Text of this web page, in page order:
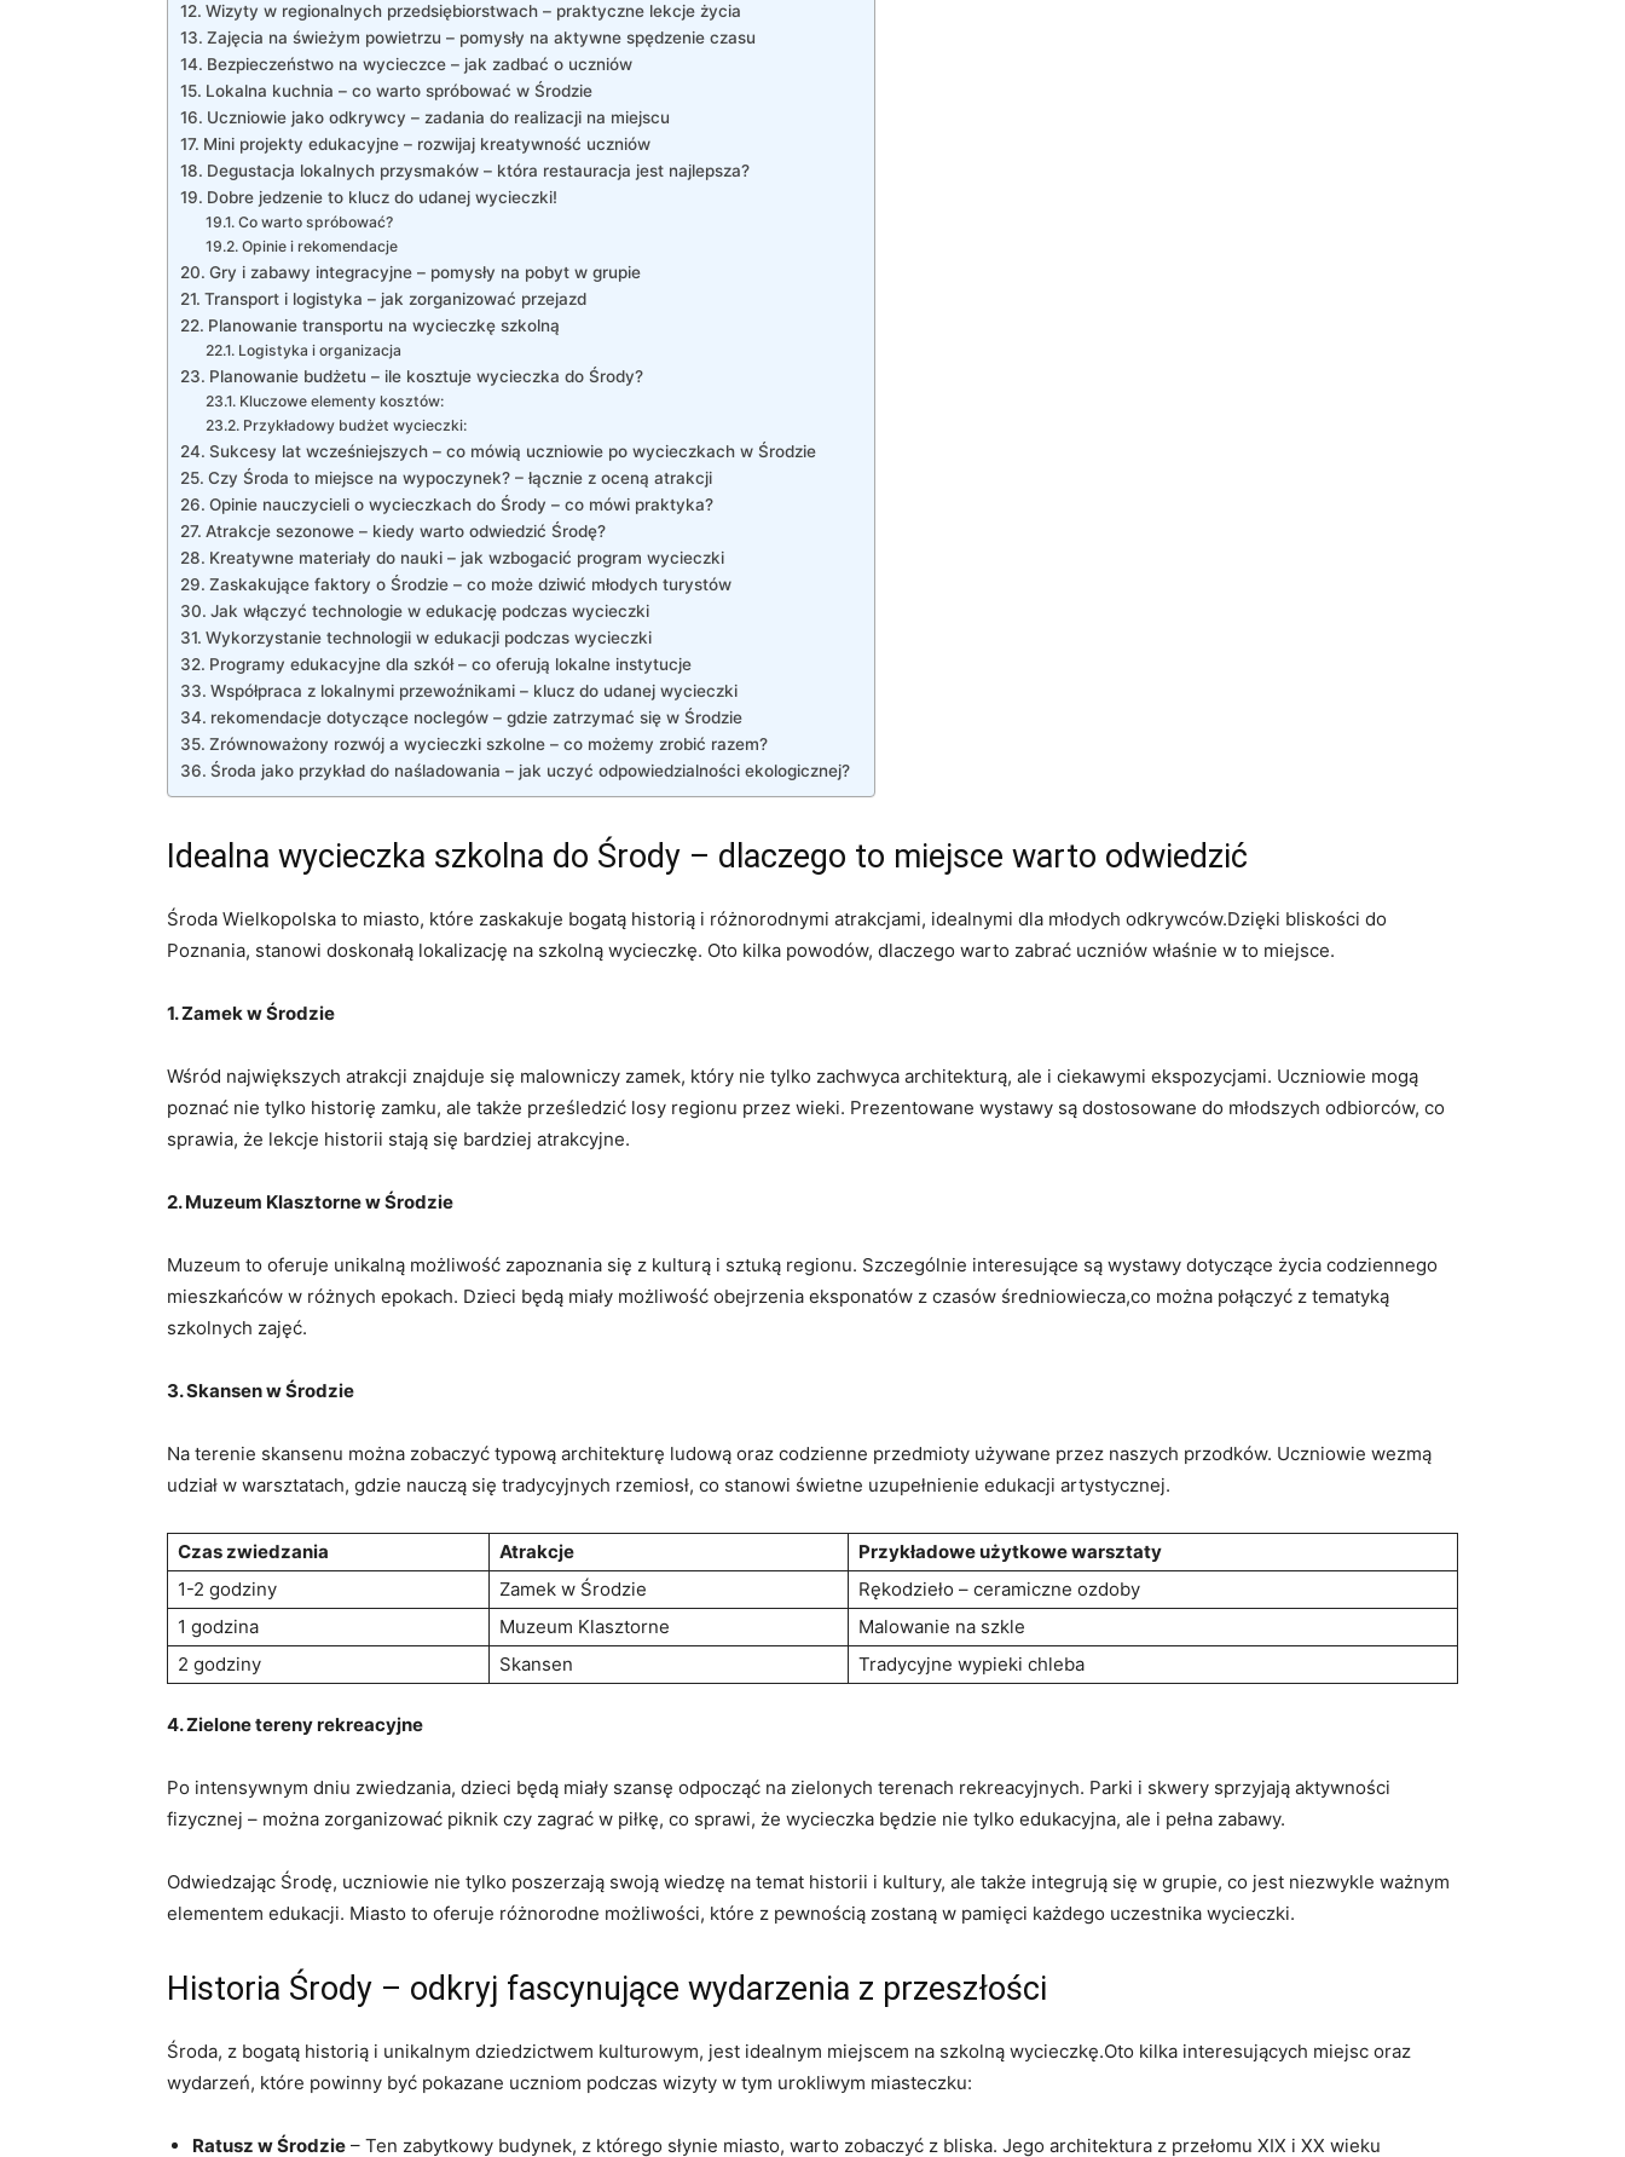
Wizyty w regionalnych przedsiębiorstwach – praktyczne lekcje życia
Zajęcia na świeżym powietrzu – pomysły na aktywne spędzenie czasu
Bezpieczeństwo na wycieczce – jak zadbać o uczniów
Lokalna kuchnia – co warto spróbować w Środzie
Uczniowie jako odkrywcy – zadania do realizacji na miejscu
Mini projekty edukacyjne – rozwijaj kreatywność uczniów
Degustacja lokalnych przysmaków – która restauracja jest najlepsza?
Dobre jedzenie to klucz do udanej wycieczki!
Co warto spróbować?
Opinie i rekomendacje
Gry i zabawy integracyjne – pomysły na pobyt w grupie
Transport i logistyka – jak zorganizować przejazd
Planowanie transportu na wycieczkę szkolną
Logistyka i organizacja
Planowanie budżetu – ile kosztuje wycieczka do Środy?
Kluczowe elementy kosztów:
Przykładowy budżet wycieczki:
Sukcesy lat wcześniejszych – co mówią uczniowie po wycieczkach w Środzie
Czy Środa to miejsce na wypoczynek? – łącznie z oceną atrakcji
Opinie nauczycieli o wycieczkach do Środy – co mówi praktyka?
Atrakcje sezonowe – kiedy warto odwiedzić Środę?
Kreatywne materiały do nauki – jak wzbogacić program wycieczki
Zaskakujące faktory o Środzie – co może dziwić młodych turystów
Jak włączyć technologie w edukację podczas wycieczki
Wykorzystanie technologii w edukacji podczas wycieczki
Programy edukacyjne dla szkół – co oferują lokalne instytucje
Współpraca z lokalnymi przewoźnikami – klucz do udanej wycieczki
rekomendacje dotyczące noclegów – gdzie zatrzymać się w Środzie
Zrównoważony rozwój a wycieczki szkolne – co możemy zrobić razem?
Środa jako przykład do naśladowania – jak uczyć odpowiedzialności ekologicznej?
Idealna wycieczka szkolna do Środy – dlaczego to miejsce warto odwiedzić
Środa Wielkopolska to miasto, które zaskakuje bogatą historią i różnorodnymi atrakcjami, idealnymi dla młodych odkrywców.Dzięki bliskości do
Poznania, stanowi doskonałą lokalizację na szkolną wycieczkę. Oto kilka powodów, dlaczego warto zabrać uczniów właśnie w to miejsce.
1. Zamek w Środzie
Wśród największych atrakcji znajduje się malowniczy zamek, który nie tylko zachwyca architekturą, ale i ciekawymi ekspozycjami. Uczniowie mogą
poznać nie tylko historię zamku, ale także prześledzić losy regionu przez wieki. Prezentowane wystawy są dostosowane do młodszych odbiorców, co
sprawia, że lekcje historii stają się bardziej atrakcyjne.
2. Muzeum Klasztorne w Środzie
Muzeum to oferuje unikalną możliwość zapoznania się z kulturą i sztuką regionu. Szczególnie interesujące są wystawy dotyczące życia codziennego
mieszkańców w różnych epokach. Dzieci będą miały możliwość obejrzenia eksponatów z czasów średniowiecza,co można połączyć z tematyką
szkolnych zajęć.
3. Skansen w Środzie
Na terenie skansenu można zobaczyć typową architekturę ludową oraz codzienne przedmioty używane przez naszych przodków. Uczniowie wezmą
udział w warsztatach, gdzie nauczą się tradycyjnych rzemiosł, co stanowi świetne uzupełnienie edukacji artystycznej.
Czas zwiedzania Atrakcje
Przykładowe użytkowe warsztaty
1-2 godziny
Zamek w Środzie
Rękodzieło – ceramiczne ozdoby
1 godzina
Muzeum Klasztorne
Malowanie na szkle
2 godziny
Skansen Tradycyjne wypieki chleba
4. Zielone tereny rekreacyjne
Po intensywnym dniu zwiedzania, dzieci będą miały szansę odpocząć na zielonych terenach rekreacyjnych. Parki i skwery sprzyjają aktywności
fizycznej – można zorganizować piknik czy zagrać w piłkę, co sprawi, że wycieczka będzie nie tylko edukacyjna, ale i pełna zabawy.
Odwiedzając Środę, uczniowie nie tylko poszerzają swoją wiedzę na temat historii i kultury, ale także integrują się w grupie, co jest niezwykle ważnym
elementem edukacji. Miasto to oferuje różnorodne możliwości, które z pewnością zostaną w pamięci każdego uczestnika wycieczki.
Historia Środy – odkryj fascynujące wydarzenia z przeszłości
Środa, z bogatą historią i unikalnym dziedzictwem kulturowym, jest idealnym miejscem na szkolną wycieczkę.Oto kilka interesujących miejsc oraz
wydarzeń, które powinny być pokazane uczniom podczas wizyty w tym urokliwym miasteczku:
Ratusz w Środzie – Ten zabytkowy budynek, z którego słynie miasto, warto zobaczyć z bliska. Jego architektura z przełomu XIX i XX wieku